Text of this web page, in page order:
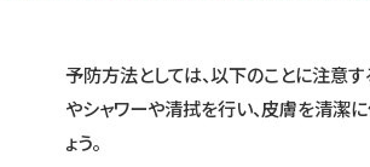
予防方法としては、以下のことに注意
やシャワーや清拭を行い、皮膚を清潔
ょう。